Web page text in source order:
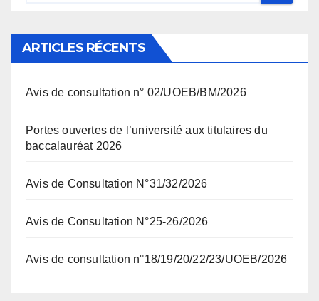
ARTICLES RÉCENTS
Avis de consultation n° 02/UOEB/BM/2026
Portes ouvertes de l’université aux titulaires du
baccalauréat 2026
Avis de Consultation N°31/32/2026
Avis de Consultation N°25-26/2026
Avis de consultation n°18/19/20/22/23/UOEB/2026